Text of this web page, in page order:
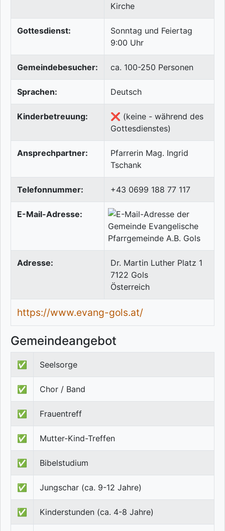
Kirche
Gottesdienst:
Sonntag und Feiertag
9:00 Uhr
Gemeindebesucher: ca. 100-250 Personen
Sprachen: Deutsch
Kinderbetreuung:
❌ (keine - während des
Gottesdienstes)
Ansprechpartner:
Pfarrerin Mag. Ingrid
Tschank
Telefonnummer: +43 0699 188 77 117
E-Mail-Adresse:
Adresse:
Dr. Martin Luther Platz 1
7122 Gols
Österreich
https://www.evang-gols.at/
Gemeindeangebot
✅ Seelsorge
✅ Chor / Band
✅ Frauentreff
✅ Mutter-Kind-Treffen
✅ Bibelstudium
✅ Jungschar (ca. 9-12 Jahre)
✅ Kinderstunden (ca. 4-8 Jahre)